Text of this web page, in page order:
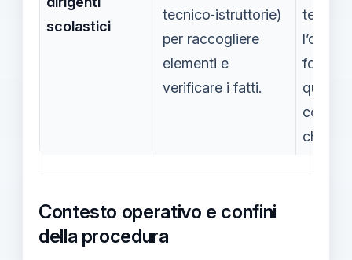
scolastici
tecnico‑istruttorie)
per raccogliere
elementi e
verificare i fatti.
tecnici;
fornire
quadro
chiaro.
Contesto operativo e confini
della procedura